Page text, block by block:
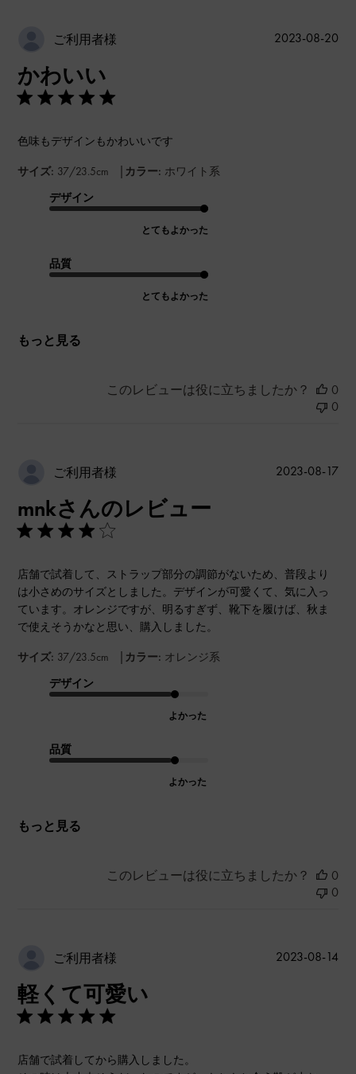
ご利用者様
かわいい
色味もデザインもかわいいです
サイズ: 37/23.5cm | カラー: ホワイト系
デザイン
とてもよかった
品質
とてもよかった
もっと見る
公
2023-08-20
このレビューは役に立ちましたか？
0
0
ご利用者様
mnkさんのレビュー
店舗で試着して、ストラップ部分の調節がないため、普段より
は小さめのサイズとしました。デザインが可愛くて、気に入っ
ています。オレンジですが、明るすぎず、靴下を履けば、秋ま
で使えそうかなと思い、購入しました。
サイズ: 37/23.5cm | カラー: オレンジ系
デザイン
よかった
品質
よかった
もっと見る
公
2023-08-17
このレビューは役に立ちましたか？
0
0
ご利用者様
軽くて可愛い
店舗で試着してから購入しました。
公
2023-08-14